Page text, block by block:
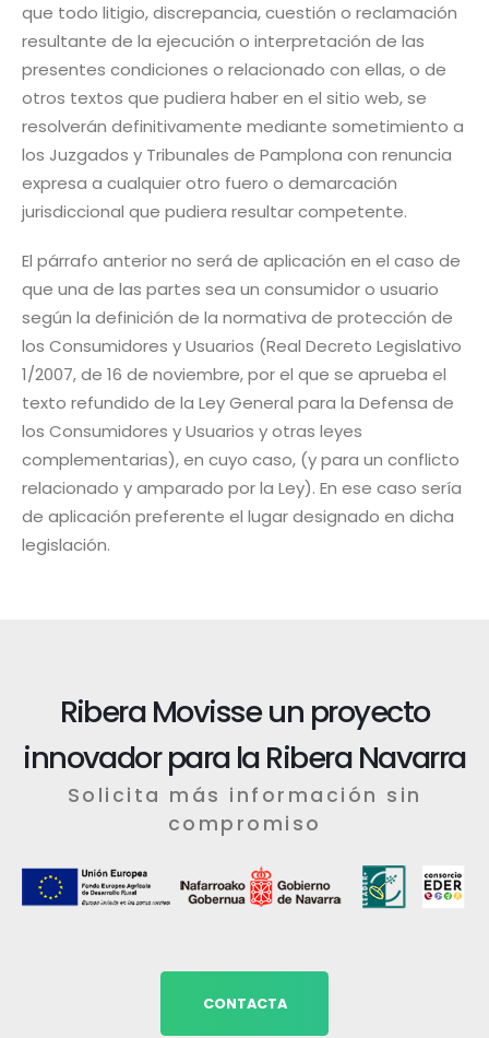
que todo litigio, discrepancia, cuestión o reclamación
resultante de la ejecución o interpretación de las
presentes condiciones o relacionado con ellas, o de
otros textos que pudiera haber en el sitio web, se
resolverán definitivamente mediante sometimiento a
los Juzgados y Tribunales de Pamplona con renuncia
expresa a cualquier otro fuero o demarcación
jurisdiccional que pudiera resultar competente.
El párrafo anterior no será de aplicación en el caso de
que una de las partes sea un consumidor o usuario
según la definición de la normativa de protección de
los Consumidores y Usuarios (Real Decreto Legislativo
1/2007, de 16 de noviembre, por el que se aprueba el
texto refundido de la Ley General para la Defensa de
los Consumidores y Usuarios y otras leyes
complementarias), en cuyo caso, (y para un conflicto
relacionado y amparado por la Ley). En ese caso sería
de aplicación preferente el lugar designado en dicha
legislación.
Ribera Movisse un proyecto
innovador para la Ribera Navarra
Solicita más información sin
compromiso
CONTACTA